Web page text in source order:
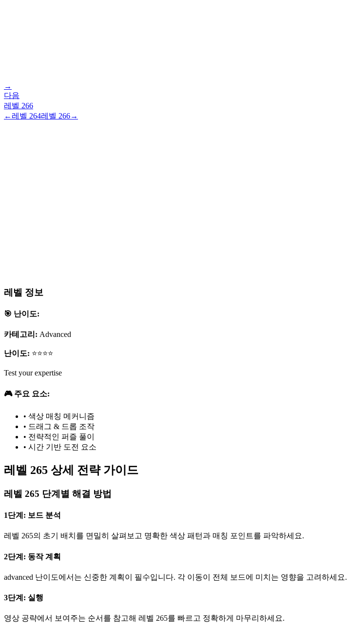
→
다음
레벨 266
← 레벨 264레벨 266→
레벨 정보
🎯 난이도:
카테고리: Advanced
난이도: ⭐⭐⭐⭐
Test your expertise
🎮 주요 요소:
• 색상 매칭 메커니즘
• 드래그 & 드롭 조작
• 전략적인 퍼즐 풀이
• 시간 기반 도전 요소
레벨 265 상세 전략 가이드
레벨 265 단계별 해결 방법
1단계: 보드 분석
레벨 265의 초기 배치를 면밀히 살펴보고 명확한 색상 패턴과 매칭 포인트를 파악하세요.
2단계: 동작 계획
advanced 난이도에서는 신중한 계획이 필수입니다. 각 이동이 전체 보드에 미치는 영향을 고려하세요.
3단계: 실행
영상 공략에서 보여주는 순서를 참고해 레벨 265를 빠르고 정확하게 마무리하세요.